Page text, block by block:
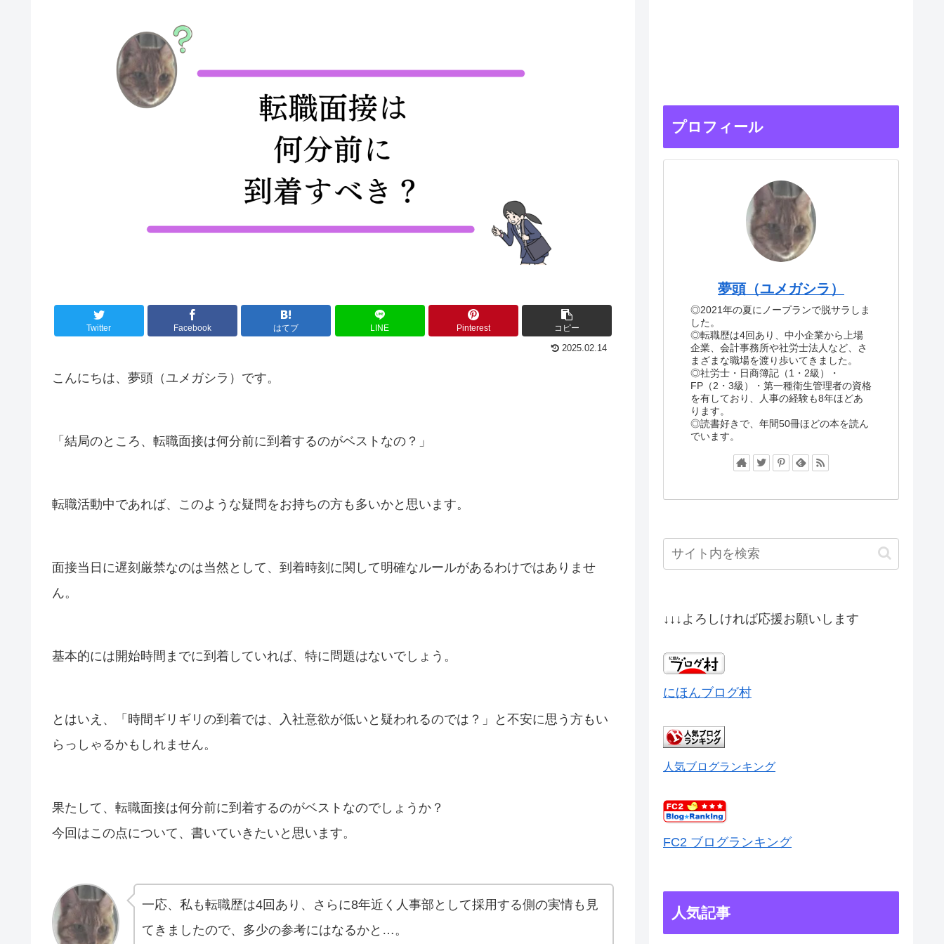
Twitter Facebook はてブ LINE Pinterest コピー
2025.02.14
こんにちは、夢頭（ユメガシラ）です。
「結局のところ、転職面接は何分前に到着するのがベストなの？」
転職活動中であれば、このような疑問をお持ちの方も多いかと思います。
面接当日に遅刻厳禁なのは当然として、到着時刻に関して明確なルールがあるわけではありませ
ん。
基本的には開始時間までに到着していれば、特に問題はないでしょう。
とはいえ、「時間ギリギリの到着では、入社意欲が低いと疑われるのでは？」と不安に思う方もい
らっしゃるかもしれません。
果たして、転職面接は何分前に到着するのがベストなのでしょうか？
今回はこの点について、書いていきたいと思います。
一応、私も転職歴は4回あり、さらに8年近く人事部として採用する側の実情も見
てきましたので、多少の参考にはなるかと…。
プロフィール
夢頭（ユメガシラ）
◎2021年の夏にノープランで脱サラしま
した。
◎転職歴は4回あり、中小企業から上場
企業、会計事務所や社労士法人など、さ
まざまな職場を渡り歩いてきました。
◎社労士・日商簿記（1・2級）・
FP（2・3級）・第一種衛生管理者の資格
を有しており、人事の経験も8年ほどあ
ります。
◎読書好きで、年間50冊ほどの本を読ん
でいます。
↓↓↓よろしければ応援お願いします
にほんブログ村
人気ブログランキング
FC2 ブログランキング
人気記事